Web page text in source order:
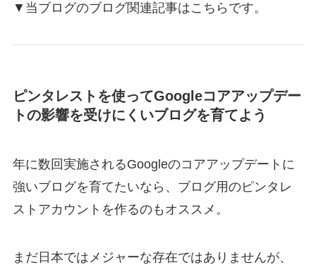
▼当ブログのブログ関連記事はこちらです。
ピンタレストを使ってGoogleコアアップデー
トの影響を受けにくいブログを育てよう
年に数回実施されるGoogleのコアアップデートに
強いブログを育てたいなら、ブログ用のピンタレ
ストアカウントを作るのもオススメ。
まだ日本ではメジャーな存在ではありませんが、